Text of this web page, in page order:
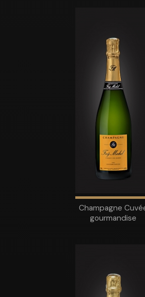
Champagne
gourmandise